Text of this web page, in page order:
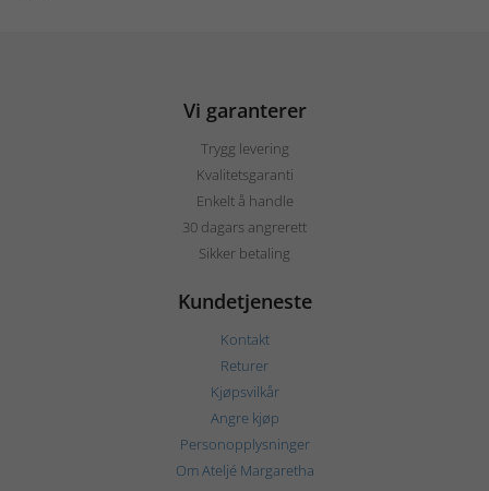
Vi garanterer
Trygg levering
Kvalitetsgaranti
Enkelt å handle
30 dagars angrerett
Sikker betaling
Kundetjeneste
Kontakt
Returer
Kjøpsvilkår
Angre kjøp
Personopplysninger
Om Ateljé Margaretha